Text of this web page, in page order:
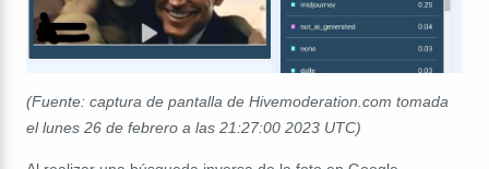
(Fuente: captura de pantalla de Hivemoderation.com tomada
el lunes 26 de febrero a las 21:27:00 2023 UTC)